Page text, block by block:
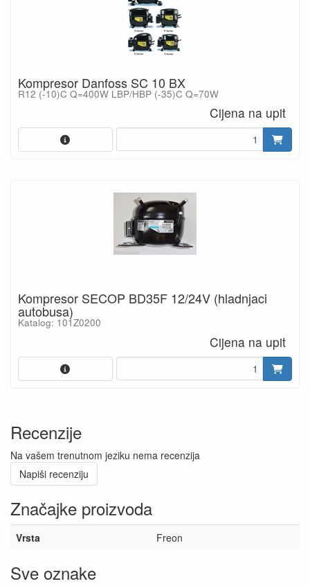
Kompresor Danfoss SC 10 BX
R12 (-10)C Q=400W LBP/HBP (-35)C Q=70W
Cijena na upit
Kompresor SECOP BD35F 12/24V (hladnjaci
autobusa)
Katalog: 101Z0200
Cijena na upit
Recenzije
Na vašem trenutnom jeziku nema recenzija
Napiši recenziju
Značajke proizvoda
Vrsta Freon
Sve oznake